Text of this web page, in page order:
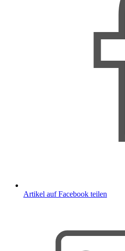
Artikel auf Facebook teilen